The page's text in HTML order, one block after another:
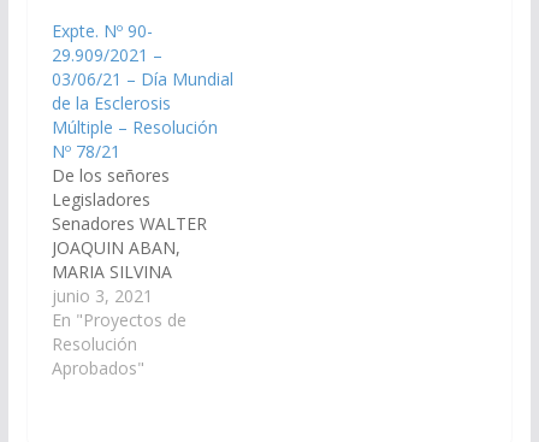
ABILES, María Silvina.
SOTO, Jorge
Pablo. …
Expte. Nº 90-
29.909/2021 –
03/06/21 – Día Mundial
de la Esclerosis
Múltiple – Resolución
Nº 78/21
De los señores
Legisladores
Senadores WALTER
JOAQUIN ABAN,
MARIA SILVINA
ABILÉS, CARLOS
NICOLAS AMPUERO,
MARTIN FELIPE
ARJONA, WALTER
junio 3, 2021
En "Proyectos de
Resolución
Aprobados"